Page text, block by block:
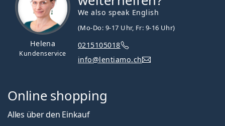
Helena
Kundenservice
We also speak English
(Mo-Do: 9-17 Uhr, Fr: 9-16 Uhr)
0215105018
info@lentiamo.ch
Online shopping
Alles über den Einkauf